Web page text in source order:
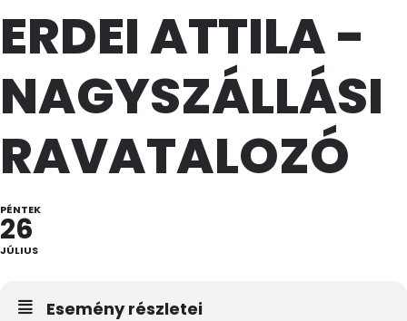
ERDEI ATTILA -
NAGYSZÁLLÁSI
RAVATALOZÓ
PÉNTEK
26
JÚLIUS
Esemény részletei